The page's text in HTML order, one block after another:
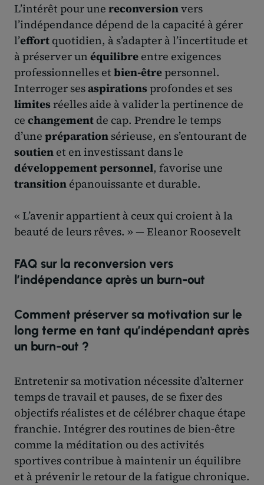
L’intérêt pour une reconversionvers
l’indépendance dépend de la capacité à gérer
l’effort quotidien, à s’adapter à l’incertitude et
à préserver un équilibre entre exigences
professionnelles et bien-être personnel.
Interroger sesaspirations profondes et ses
limitesréelles aide à valider la pertinence de
ce changement de cap. Prendre le temps
d’une préparation sérieuse, en s’entourant de
soutien et en investissant dans le
développement personnel, favorise une
transition épanouissante et durable.
« L’avenir appartient à ceux qui croient à la
beauté de leurs rêves. » — Eleanor Roosevelt
FAQ sur la reconversion vers
l’indépendance après un burn-out
Comment préserver sa motivation sur le
long terme en tant qu’indépendant après
un burn-out ?
Entretenir sa motivation nécessite d’alterner
temps de travail et pauses, de se fixer des
objectifs réalistes et de célébrer chaque étape
franchie. Intégrer des routines de bien-être
comme la méditation ou des activités
sportives contribue à maintenir un équilibre
et à prévenir le retour de la fatigue chronique.